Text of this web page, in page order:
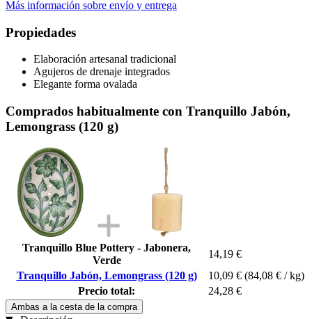
Más información sobre envío y entrega
Propiedades
Elaboración artesanal tradicional
Agujeros de drenaje integrados
Elegante forma ovalada
Comprados habitualmente con Tranquillo Jabón,
Lemongrass (120 g)
Tranquillo Blue Pottery - Jabonera,
Verde
14,19 €
Tranquillo Jabón, Lemongrass (120 g)
10,09 € (84,08 € / kg)
Precio total:
24,28 €
Ambas a la cesta de la compra